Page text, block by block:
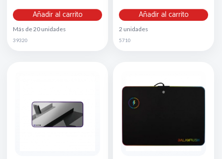
Añadir al carrito
Más de 20 unidades
39320
Añadir al carrito
2 unidades
5710